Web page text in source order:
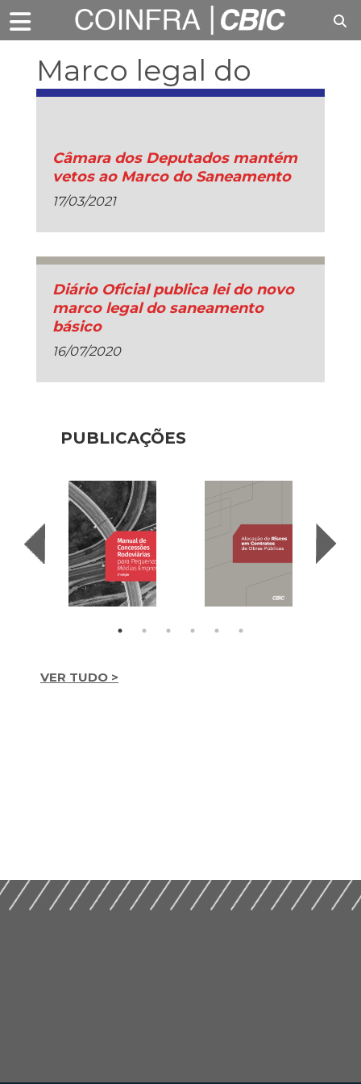
Marco legal do
saneamento
Câmara dos Deputados mantém
vetos ao Marco do Saneamento
17/03/2021
Diário Oficial publica lei do novo
marco legal do saneamento
básico
16/07/2020
PUBLICAÇÕES
VER TUDO >